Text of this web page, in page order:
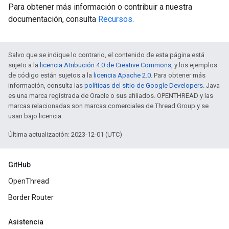
Para obtener más información o contribuir a nuestra
documentación, consulta Recursos.
Salvo que se indique lo contrario, el contenido de esta página está
sujeto a la licencia Atribución 4.0 de Creative Commons, y los ejemplos
de código están sujetos a la licencia Apache 2.0. Para obtener más
información, consulta las políticas del sitio de Google Developers. Java
es una marca registrada de Oracle o sus afiliados. OPENTHREAD y las
marcas relacionadas son marcas comerciales de Thread Group y se
usan bajo licencia.
Última actualización: 2023-12-01 (UTC)
GitHub
OpenThread
Border Router
Asistencia